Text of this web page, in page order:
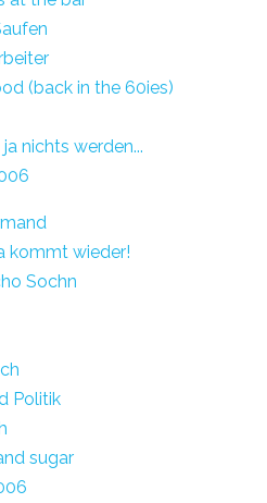
(back in the 60ies)
nichts werden...
kommt wieder!
Sochn
Politik
sugar